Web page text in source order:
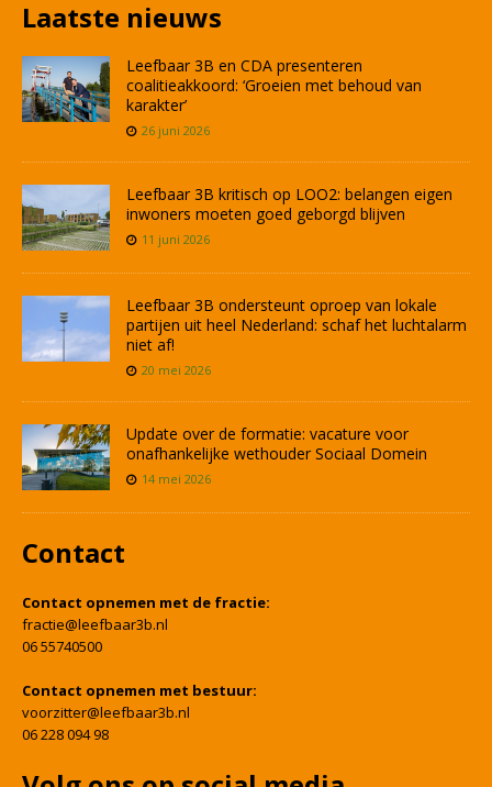
Laatste nieuws
Leefbaar 3B en CDA presenteren
coalitieakkoord: ‘Groeien met behoud van
karakter’
26 juni 2026
Leefbaar 3B kritisch op LOO2: belangen eigen
inwoners moeten goed geborgd blijven
11 juni 2026
Leefbaar 3B ondersteunt oproep van lokale
partijen uit heel Nederland: schaf het luchtalarm
niet af!
20 mei 2026
Update over de formatie: vacature voor
onafhankelijke wethouder Sociaal Domein
14 mei 2026
Contact
Contact opnemen met de fractie:
fractie@leefbaar3b.nl
06 55740500
Contact opnemen met bestuur:
voorzitter@leefbaar3b.nl
06 228 094 98